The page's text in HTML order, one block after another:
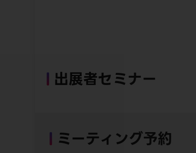
出展者セミナー
ミーティング予約